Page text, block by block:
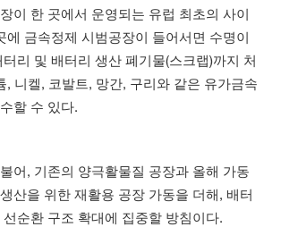
이 한 곳에서 운영되는 유럽 최초의 사이
에 금속정제 시범공장이 들어서면 수명이
리 및 배터리 생산 폐기물(스크랩)까지 처
, 니켈, 코발트, 망간, 구리와 같은 유가금속
할 수 있다.
어, 기존의 양극활물질 공장과 올해 가동
산을 위한 재활용 공장 가동을 더해, 배터
순환 구조 확대에 집중할 방침이다.